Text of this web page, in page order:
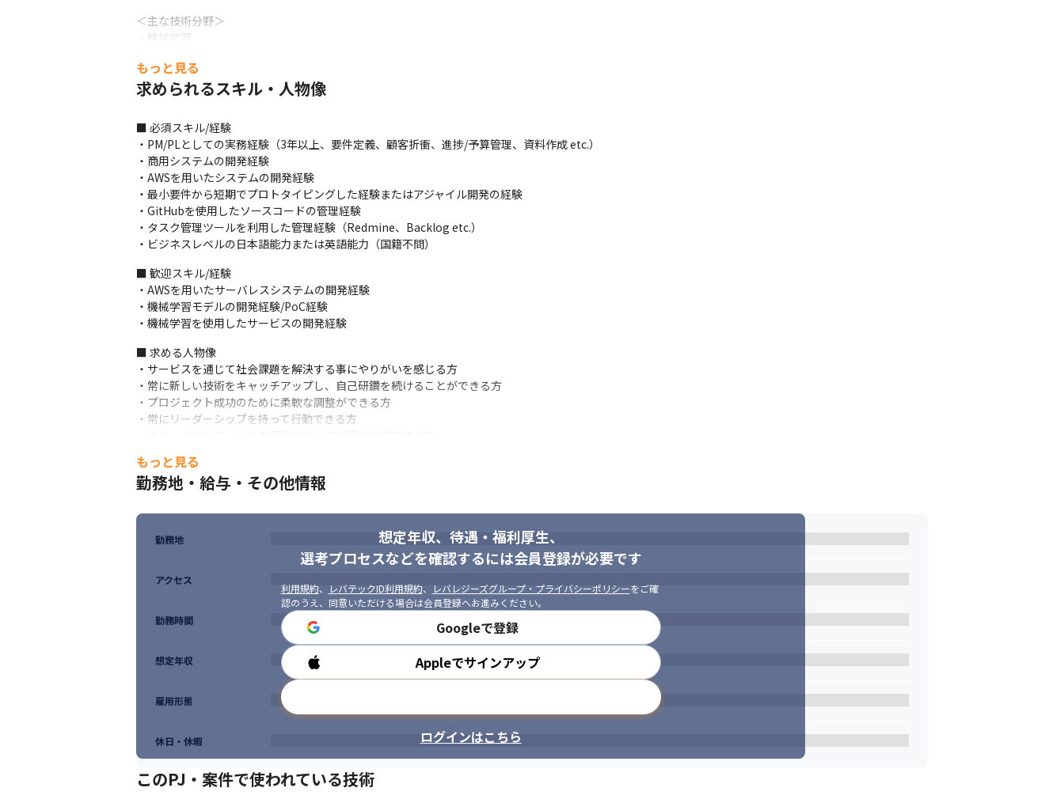
＜主な技術分野＞
・機械学習
・大規模システム構築
もっと見る
求められるスキル・人物像
■ 必須スキル/経験
・PM/PLとしての実務経験（3年以上、要件定義、顧客折衝、進捗/予算管理、資料作成 etc.）
・商用システムの開発経験
・AWSを用いたシステムの開発経験
・最小要件から短期でプロトタイピングした経験またはアジャイル開発の経験
・GitHubを使用したソースコードの管理経験
・タスク管理ツールを利用した管理経験（Redmine、Backlog etc.）
・ビジネスレベルの日本語能力または英語能力（国籍不問）
■ 歓迎スキル/経験
・AWSを用いたサーバレスシステムの開発経験
・機械学習モデルの開発経験/PoC経験
・機械学習を使用したサービスの開発経験
■ 求める人物像
・サービスを通じて社会課題を解決する事にやりがいを感じる方
・常に新しい技術をキャッチアップし、自己研鑽を続けることができる方
・プロジェクト成功のために柔軟な調整ができる方
・常にリーダーシップを持って行動できる方
・教育や社内改善にも熱心に取り組んでいただける方
・リモートワークでも生産性を発揮できる方
もっと見る
勤務地・給与・その他情報
想定年収、待遇・福利厚生、
選考プロセスなどを確認するには会員登録が必要です
利用規約、 レバテックID利用規約、 レバレジーズグループ・プライバシーポリシーをご確
認のうえ、同意いただける場合は会員登録へお進みください。
Googleで登録
Appleでサインアップ
ログインはこちら
勤務地
アクセス
勤務時間
想定年収
雇用形態
休日・休暇
このPJ・案件で使われている技術